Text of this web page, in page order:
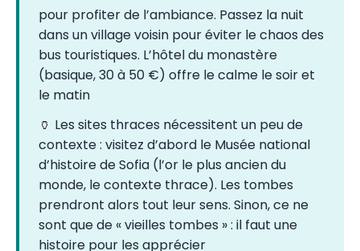
pour profiter de l’ambiance. Passez la nuit
dans un village voisin pour éviter le chaos des
bus touristiques. L’hôtel du monastère
(basique, 30 à 50 €) offre le calme le soir et
le matin
🏺 Les sites thraces nécessitent un peu de
contexte : visitez d’abord le Musée national
d’histoire de Sofia (l’or le plus ancien du
monde, le contexte thrace). Les tombes
prendront alors tout leur sens. Sinon, ce ne
sont que de « vieilles tombes » : il faut une
histoire pour les apprécier